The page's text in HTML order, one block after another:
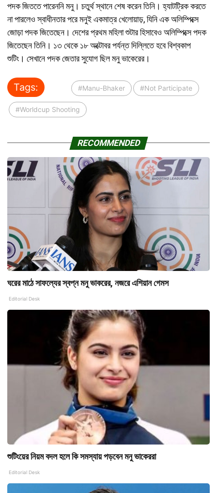
পদক জিততে পারেননি মনু। চতুর্থ স্থানে শেষ করেন তিনি। হ্যাটট্রিক করতে
না পারলেও স্বাধীনতার পরে মনুই একমাত্র খেলোয়াড়, যিনি এক অলিম্পিক্সে
জোড়া পদক জিতেছেন। দেশের প্রথম মহিলা শুটার হিসাবেও অলিম্পিক্সে পদক
জিতেছেন তিনি। ১৩ থেকে ১৮ অক্টোবর পর্যন্ত দিল্লিতে হবে বিশ্বকাপ
শুটিং। সেখানে পদক জেতার সুযোগ ছিল মনু ভাকেরের।
Tags: #Manu-Bhaker #Not Participate
#Worldcup Shooting
RECOMMENDED
ঘরের মাঠে সাফল্যের স্বপ্ন মনু ভাকরের, নজরে এশিয়ান গেমস
Editorial Desk
শুটিংয়ের নিয়ম বদল হলে কি সমস্যায় পড়বেন মনু ভাকেররা
Editorial Desk